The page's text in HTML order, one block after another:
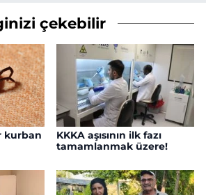
çekebilir
kurban
KKKA aşısının ilk fazı
tamamlanmak üzere!